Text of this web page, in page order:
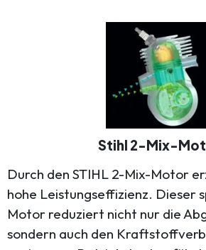
Stihl 2-Mix-
Durch den STIHL 2-Mix-Motor
hohe Leistungseffizienz. Dieser
Motor reduziert nicht nur die
sondern auch den